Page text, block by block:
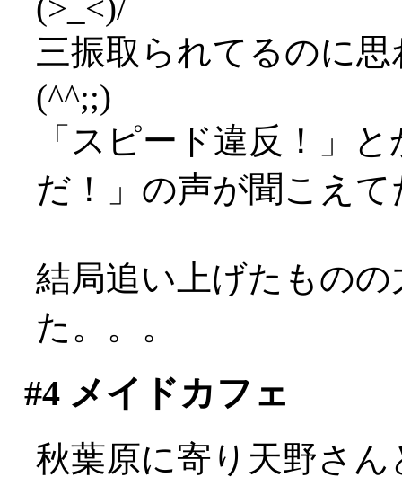
三振取られてるのに
(^^;;)
「スピード違反！」
だ！」の声が聞こえ
結局追い上げたもの
た。。。
#4メイドカフェ
秋葉原に寄り天野さ